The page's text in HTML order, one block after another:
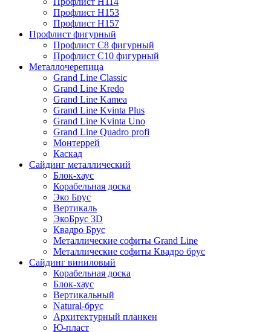
Профлист Н153
Профлист Н157
Профлист фигурный
Профлист С8 фигурный
Профлист С10 фигурный
Металлочерепица
Grand Line Classic
Grand Line Kredo
Grand Line Kamea
Grand Line Kvinta Plus
Grand Line Kvinta Uno
Grand Line Quadro profi
Монтеррей
Каскад
Сайдинг металлический
Блок-хаус
Корабельная доска
Эко Брус
Вертикаль
ЭкоБрус 3D
Квадро Брус
Металлические софиты Grand Line
Металлические софиты Квадро брус
Сайдинг виниловый
Корабельная доска
Блок-хаус
Вертикальный
Natural-брус
Архитектурный планкен
Ю-пласт